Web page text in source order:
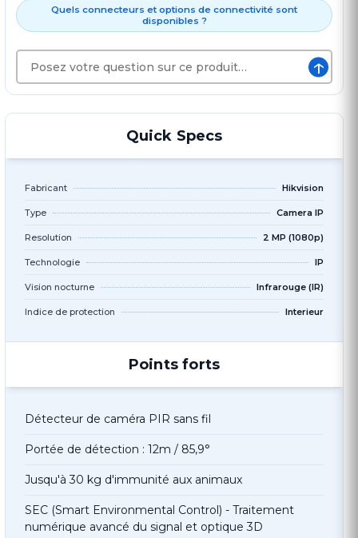
Quels connecteurs et options de connectivité sont
disponibles ?
↑
Quick Specs
Fabricant Hikvision
Type Camera IP
Resolution 2 MP (1080p)
Technologie IP
Vision nocturne Infrarouge (IR)
Indice de protection Interieur
Points forts
Détecteur de caméra PIR sans fil
Portée de détection : 12m / 85,9°
Jusqu'à 30 kg d'immunité aux animaux
SEC (Smart Environmental Control) - Traitement
numérique avancé du signal et optique 3D